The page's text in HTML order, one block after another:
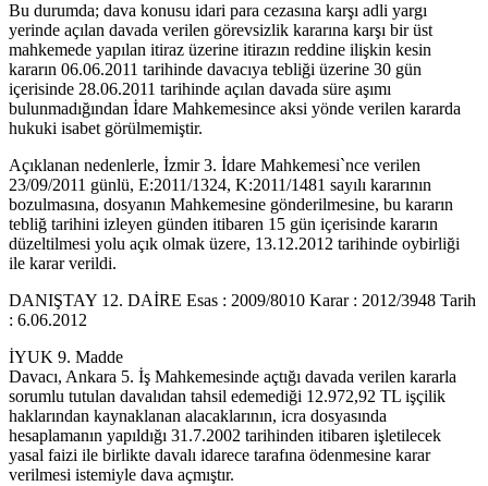
Bu durumda; dava konusu idari para cezasına karşı adli yargı
yerinde açılan davada verilen görevsizlik kararına karşı bir üst
mahkemede yapılan itiraz üzerine itirazın reddine ilişkin kesin
kararın 06.06.2011 tarihinde davacıya tebliği üzerine 30 gün
içerisinde 28.06.2011 tarihinde açılan davada süre aşımı
bulunmadığından İdare Mahkemesince aksi yönde verilen kararda
hukuki isabet görülmemiştir.
Açıklanan nedenlerle, İzmir 3. İdare Mahkemesi`nce verilen
23/09/2011 günlü, E:2011/1324, K:2011/1481 sayılı kararının
bozulmasına, dosyanın Mahkemesine gönderilmesine, bu kararın
tebliğ tarihini izleyen günden itibaren 15 gün içerisinde kararın
düzeltilmesi yolu açık olmak üzere, 13.12.2012 tarihinde oybirliği
ile karar verildi.
DANIŞTAY 12. DAİRE Esas : 2009/8010 Karar : 2012/3948 Tarih
: 6.06.2012
İYUK 9. Madde
Davacı, Ankara 5. İş Mahkemesinde açtığı davada verilen kararla
sorumlu tutulan davalıdan tahsil edemediği 12.972,92 TL işçilik
haklarından kaynaklanan alacaklarının, icra dosyasında
hesaplamanın yapıldığı 31.7.2002 tarihinden itibaren işletilecek
yasal faizi ile birlikte davalı idarece tarafına ödenmesine karar
verilmesi istemiyle dava açmıştır.